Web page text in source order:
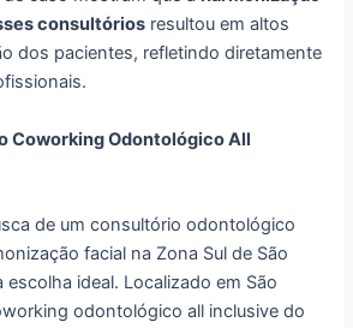
consultórios resultou em altos
dos pacientes, refletindo diretamente
Coworking Odontológico All
de um consultório odontológico
facial na Zona Sul de São
escolha ideal. Localizado em São
odontológico all inclusive do